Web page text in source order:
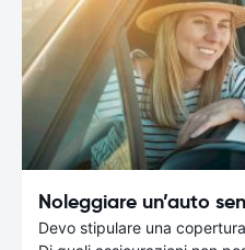
Noleggiare un’auto
Devo stipulare una